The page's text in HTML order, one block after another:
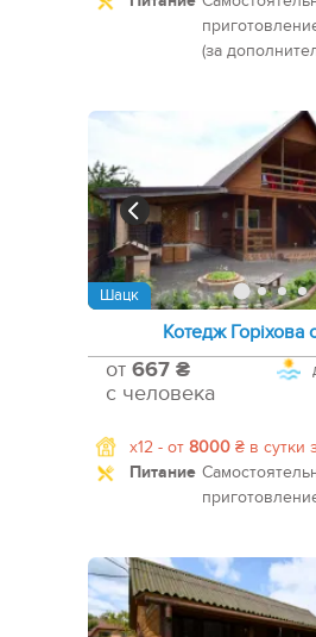
(за
Шацк
Котедж Горіхова
от 667 ₴
с человека
x12 - от 8000 ₴ в сутки
Питание